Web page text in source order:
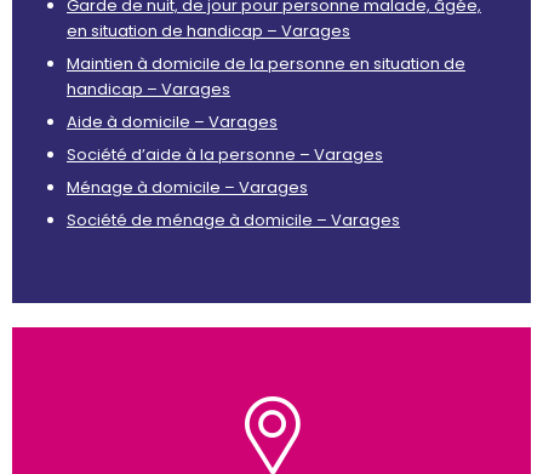
Garde de nuit, de jour pour personne malade, âgée,
en situation de handicap – Varages
Maintien à domicile de la personne en situation de
handicap – Varages
Aide à domicile – Varages
Société d’aide à la personne – Varages
Ménage à domicile – Varages
Société de ménage à domicile – Varages